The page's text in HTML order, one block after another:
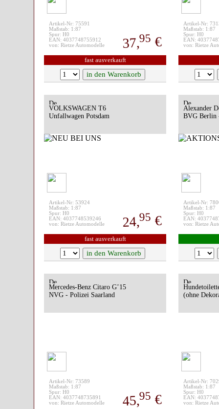
Artikel-Nr: 75591
Maßstab: 1:87
Spur: H0
EAN: 4037748755912
von: Rietze Automodelle
37,95 €
fast ausverkauft
Artikel-Nr:
Maßstab: 1:87
Spur: H0
EAN:
von: Rietze
VOLKSWAGEN T6
Unfallwagen Potsdam
Artikel-Nr: 53924
Maßstab: 1:87
Spur: H0
EAN: 4037748539246
von: Rietze Automodelle
24,95 €
fast ausverkauft
Alexander
BVG Berlin
Artikel-Nr:
Maßstab: 1:87
Spur: H0
EAN:
von: Rietze
Mercedes-Benz Citaro G’15
NVG - Polizei Saarland
Artikel-Nr: 73589
Maßstab: 1:87
Spur: H0
EAN: 4037748735891
von: Rietze Automodelle
45,95 €
(ohne
Artikel-Nr:
Maßstab: 1:87
Spur: H0
EAN:
von: Rietze